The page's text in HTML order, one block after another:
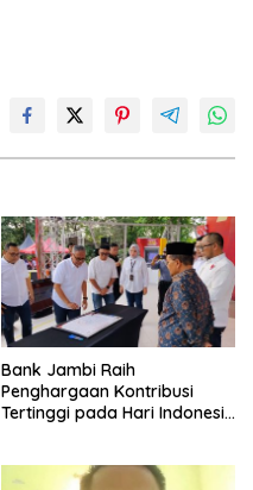
Bank Jambi Raih
Penghargaan Kontribusi
Tertinggi pada Hari Indonesia